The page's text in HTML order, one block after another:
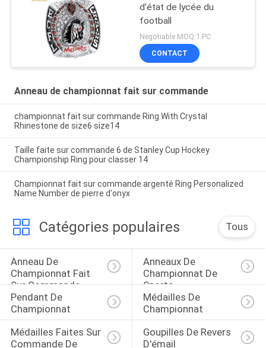
d'état de lycée du
football
Negotiable MOQ:1 PC
CONTACT
Anneau de championnat fait sur commande
championnat fait sur commande Ring With Crystal
Rhinestone de size6 size14
Taille faite sur commande 6 de Stanley Cup Hockey
Championship Ring pour classer 14
Championnat fait sur commande argenté Ring Personalized
Name Number de pierre d'onyx
Catégories populaires Tous
Anneau De
Championnat Fait
Sur Commande
Anneaux De
Championnat De
Sports
Pendant De
Championnat
Médailles De
Championnat
Médailles Faites Sur
Commande De
Goupilles De Revers
D'émail